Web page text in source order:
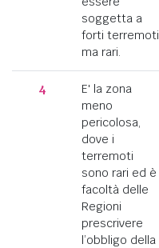
soggetta a
forti terremoti
ma rari.
4
E' la zona
meno
pericolosa,
dove i
terremoti
sono rari ed è
facoltà delle
Regioni
prescrivere
l’obbligo della